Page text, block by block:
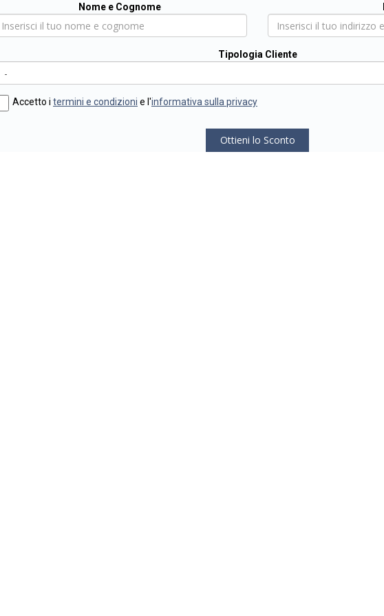
Nome e Cognome
Tipologia Cliente
Accetto i termini e condizioni e l'informativa sulla privacy
Ottieni lo Sconto